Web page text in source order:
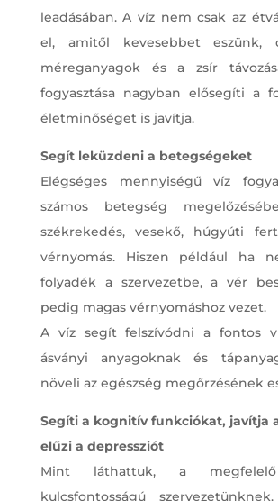
leadásában. A víz nem csak az
el, amitől kevesebbet
méreganyagok és a zsír
fogyasztása nagyban elősegíti a
életminőséget is javítja.
Segít leküzdeni a betegségeket
Elégséges mennyiségű víz
számos betegség
székrekedés, vesekő, húgyúti
vérnyomás. Hiszen például ha
folyadék a szervezetbe, a vér
pedig magas vérnyomáshoz vezet.
A víz segít felszívódni a fontos
ásványi anyagoknak és
növeli az egészség megőrzésének
Segíti a kognitív funkciókat, javítja
elűzi a depressziót
Mint láthattuk, a megfelelő
kulcsfontosságú